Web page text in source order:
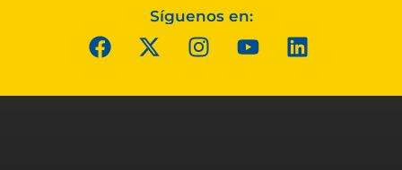
Síguenos en: